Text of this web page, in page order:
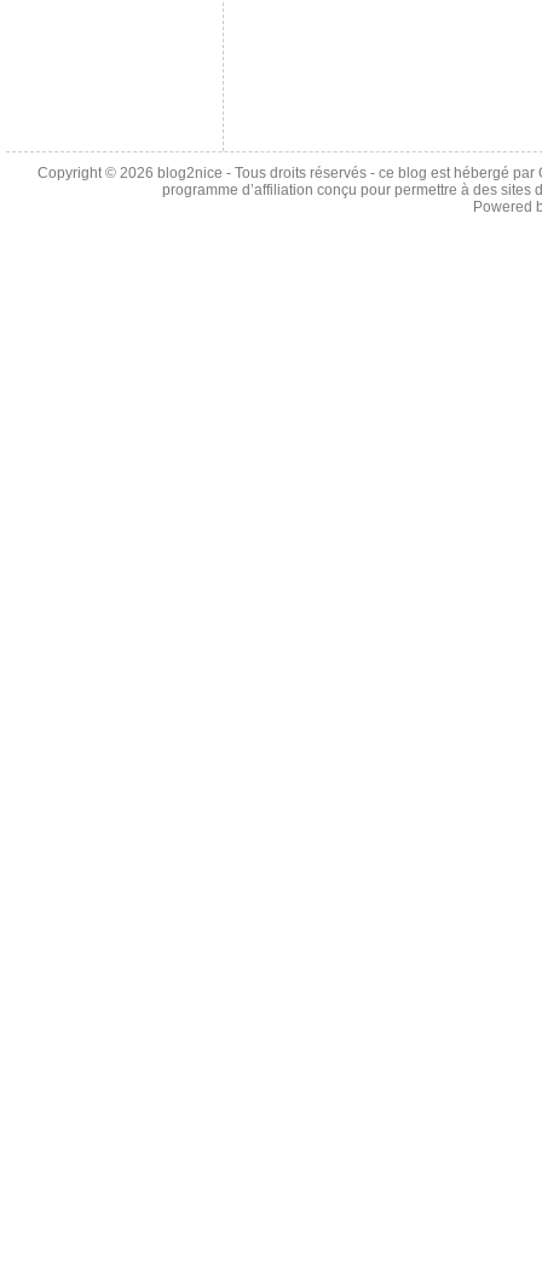
Copyright © 2026 blog2nice - Tous droits réservés - ce blog est hébergé
programme d’affiliation conçu pour permettre à des
Powered